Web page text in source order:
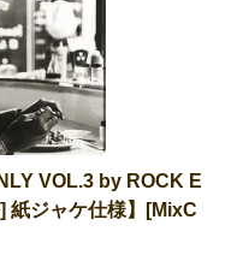
VOL.3 by ROCK E
紙ジャケ仕様】[MixC